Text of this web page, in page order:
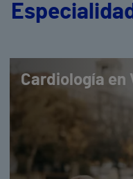
Cardiología en